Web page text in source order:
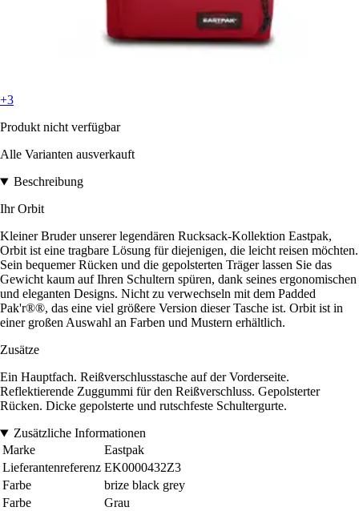
+3
Produkt nicht verfügbar
Alle Varianten ausverkauft
Beschreibung
Ihr Orbit
Kleiner Bruder unserer legendären Rucksack-Kollektion Eastpak,
Orbit ist eine tragbare Lösung für diejenigen, die leicht reisen möchten.
Sein bequemer Rücken und die gepolsterten Träger lassen Sie das
Gewicht kaum auf Ihren Schultern spüren, dank seines ergonomischen
und eleganten Designs. Nicht zu verwechseln mit dem Padded
Pak'r®®, das eine viel größere Version dieser Tasche ist. Orbit ist in
einer großen Auswahl an Farben und Mustern erhältlich.
Zusätze
Ein Hauptfach. Reißverschlusstasche auf der Vorderseite.
Reflektierende Zuggummi für den Reißverschluss. Gepolsterter
Rücken. Dicke gepolsterte und rutschfeste Schultergurte.
Zusätzliche Informationen
Marke
Eastpak
Lieferantenreferenz EK0000432Z3
Farbe
brize black grey
Farbe
Grau